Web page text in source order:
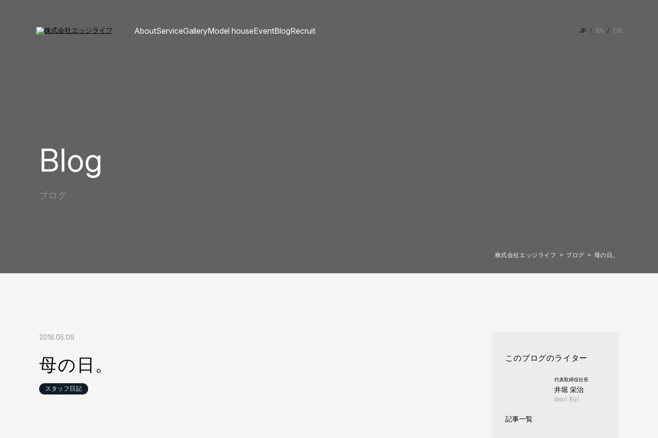
AboutServiceGalleryModel houseEventBlogRecruit JP EN CN
Blog
ブログ
株式会社エッジライフ ブログ 母の日。
2016.05.09
母の日。
スタッフ日記
このブログのライター
代表取締役社長
井堀 栄治
Ibori Eiji
記事一覧